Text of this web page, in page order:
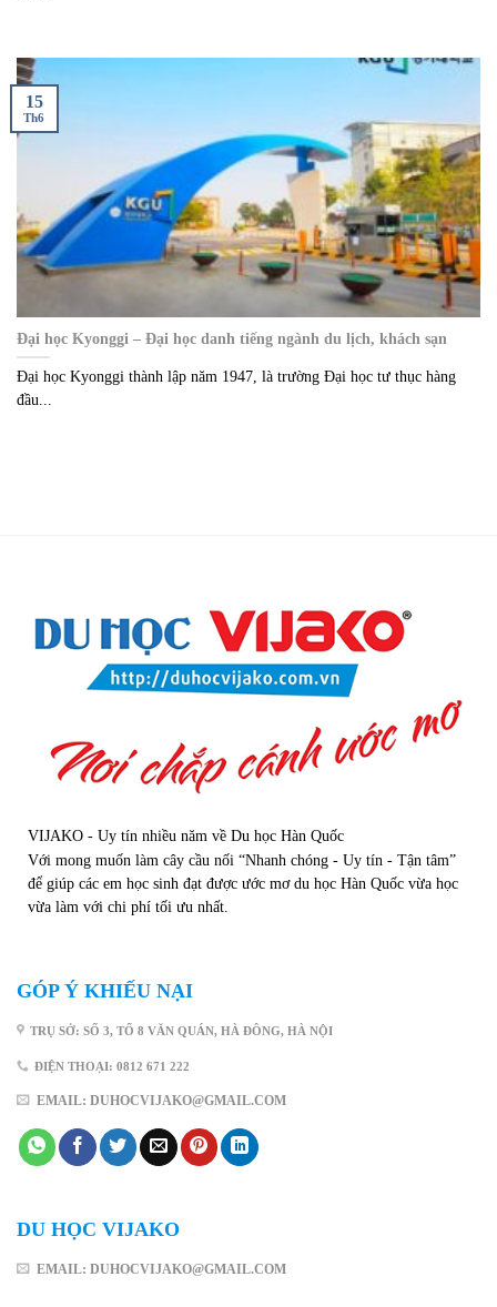
Đại học Kyonggi – Đại học danh tiếng ngành du lịch, khách sạn
Đại học Kyonggi thành lập năm 1947, là trường Đại học tư thục hàng
đầu...
15
Th6
VIJAKO - Uy tín nhiều năm về Du học Hàn Quốc
Với mong muốn làm cây cầu nối “Nhanh chóng - Uy tín - Tận tâm”
để giúp các em học sinh đạt được ước mơ du học Hàn Quốc vừa học
vừa làm với chi phí tối ưu nhất.
GÓP Ý KHIẾU NẠI
TRỤ SỞ: SỐ 3, TỔ 8 VĂN QUÁN, HÀ ĐÔNG, HÀ NỘI
ĐIỆN THOẠI: 0812 671 222
EMAIL: DUHOCVIJAKO@GMAIL.COM
DU HỌC VIJAKO
EMAIL: DUHOCVIJAKO@GMAIL.COM